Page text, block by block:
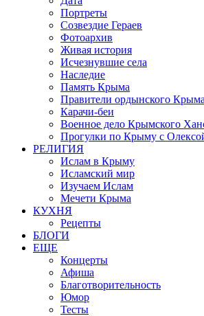
Портреты
Созвездие Гераев
Фотоархив
Живая история
Исчезнувшие села
Наследие
Память Крыма
Правители ордынского Крыма
Карачи-беи
Военное дело Крымского
Прогулки по Крыму с
РЕЛИГИЯ
Ислам в Крыму
Исламский мир
Изучаем Ислам
Мечети Крыма
КУХНЯ
Рецепты
БЛОГИ
ЕЩЕ
Концерты
Афиша
Благотворительность
Юмор
Тесты